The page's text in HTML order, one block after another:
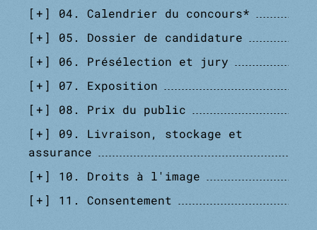
+
04. Calendrier du concours*
+
05. Dossier de candidature
+
06. Présélection et jury
+
07. Exposition
+
08. Prix du public
+
09. Livraison, stockage et
assurance
+
10. Droits à l'image
+
11. Consentement